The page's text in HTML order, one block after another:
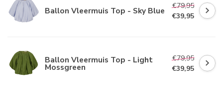
Ballon Vleermuis Top - Sky Blue
€79,95
€39,95
Ballon Vleermuis Top - Light
Mossgreen
€79,95
€39,95